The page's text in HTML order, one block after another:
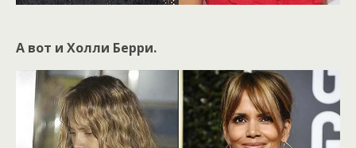
А вот и Холли Берри.